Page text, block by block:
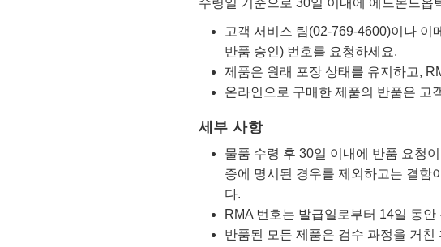
수령일 기준으로 30일 이내에 에드몬드옵
고객 서비스 팀(02-769-4600)이나 이
반품 승인) 번호를 요청하세요.
제품은 원래 포장 상태를 유지하고,
온라인으로 구매한 제품의 반품은 고
세부 사항
물품 수령 후 30일 이내에 반품 요청
증에 명시된 경우를 제외하고는 결함
다.
RMA 번호는 발급일로부터 14일 동안
반품된 모든 제품은 검수 과정을 거